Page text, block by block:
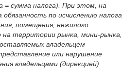
= сумма налога). При этом, на
по исчислению налога
помещения; нежилого
на территории рынка, мини-рынка,
владельцем
или нарушение
владельцами (дирекцией)